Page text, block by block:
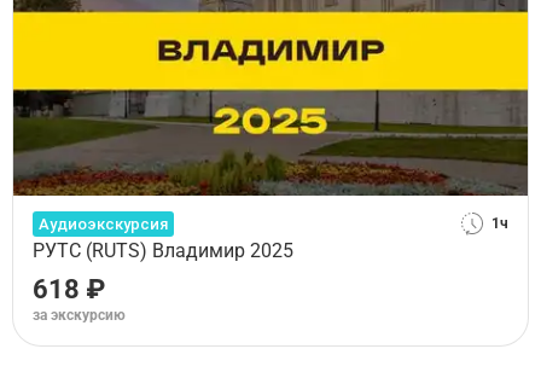
Аудиоэкскурсия 1ч
РУТС (RUTS) Владимир 2025
618 ₽
за экскурсию